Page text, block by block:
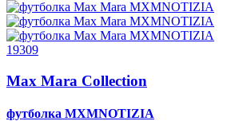
19309
Max Mara Collection
футболка MXMNOTIZIA